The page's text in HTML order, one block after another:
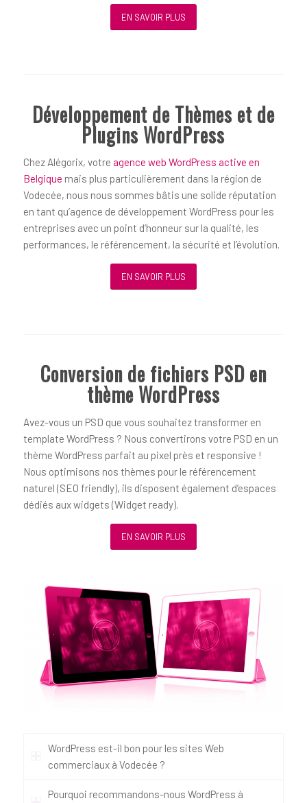
EN SAVOIR PLUS
Développement de Thèmes et de
Plugins WordPress
Chez Alégorix, votre agence web WordPress active en
Belgique mais plus particulièrement dans la région de
Vodecée, nous nous sommes bâtis une solide réputation
en tant qu’agence de développement WordPress pour les
entreprises avec un point d’honneur sur la qualité, les
performances, le référencement, la sécurité et l’évolution.
EN SAVOIR PLUS
Conversion de fichiers PSD en
thème WordPress
Avez-vous un PSD que vous souhaitez transformer en
template WordPress ? Nous convertirons votre PSD en un
thème WordPress parfait au pixel près et responsive !
Nous optimisons nos thèmes pour le référencement
naturel (SEO friendly), ils disposent également d’espaces
dédiés aux widgets (Widget ready).
EN SAVOIR PLUS
WordPress est-il bon pour les sites Web
commerciaux à Vodecée ?
Pourquoi recommandons-nous WordPress à